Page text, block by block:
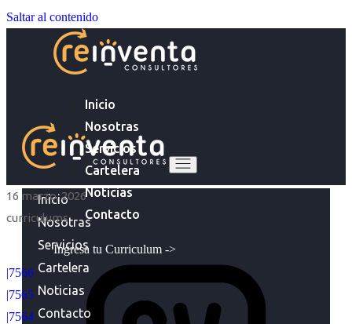
Saltar al contenido
Inicio
Nosotras
Servicios
Cartelera
Noticias
Contacto
Ingresa tu Curriculum ->
Inicio
Nosotras
Servicios
Cartelera
Noticias
Contacto
16 marzo, 2026
curriculums
|7566
|7565
|7564